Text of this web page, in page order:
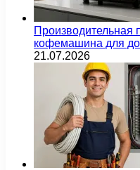
Производительная
кофемашина для
21.07.2026